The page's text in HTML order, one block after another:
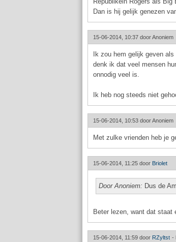
Dan is hij gelijk genezen
15-06-2014, 10:37 doorAnoniem
Ik zou hem gelijk geven
denk ik dat veel mensen
onnodig veel is.
Ik heb nog steeds niet
15-06-2014, 10:53 doorAnoniem
Met zulke vrienden heb je
15-06-2014, 11:25 door Briolet
Door Anoniem: Dus de
Beter lezen, want dat staat
15-06-2014, 11:59 door RZyltst -